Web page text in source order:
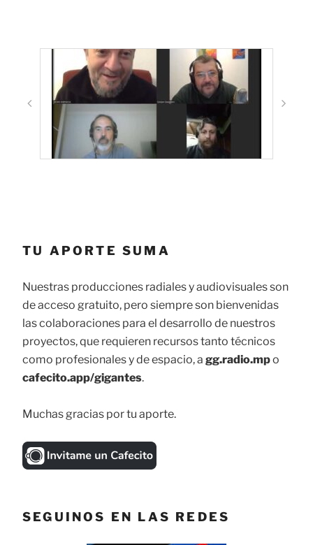
TU APORTE SUMA
Nuestras producciones radiales y audiovisuales son
de acceso gratuito, pero siempre son bienvenidas
las colaboraciones para el desarrollo de nuestros
proyectos, que requieren recursos tanto técnicos
como profesionales y de espacio, a gg.radio.mpo
cafecito.app/gigantes.
Muchas gracias por tu aporte.
SEGUINOS EN LAS REDES